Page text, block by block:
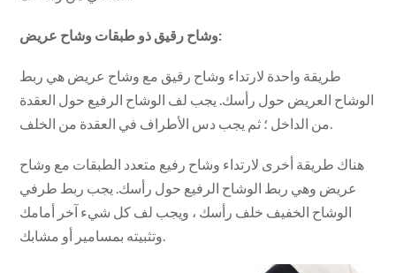
وشاح رقيق ذو طبقات وشاح عريض:
طريقة واحدة لارتداء وشاح رقيق مع وشاح عريض هي ربط
الوشاح العريض حول رأسك. يجب لف الوشاح الرفيع حول العقدة
من الداخل ؛ ثم يجب دس الأطراف في العقدة من الخلف.
هناك طريقة أخرى لارتداء وشاح رفيع متعدد الطبقات مع وشاح
عريض وهي ربط الوشاح الرفيع حول رأسك. يجب ربط طرفي
الوشاح الخفيف خلف رأسك ، ويجب لف كل شيء آخر أمامك
وتثبيته بمسامير أو مشابك.